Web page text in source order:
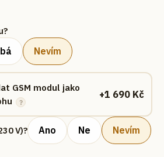
Nevím
GSM modul jako
?
+1 690 Kč
V)? Ano Ne Nevím